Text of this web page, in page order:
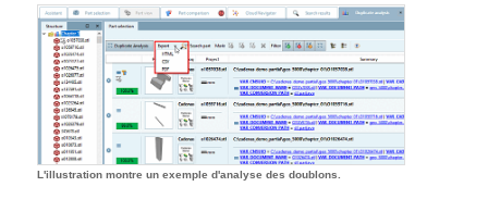
L'illustration montre un exemple d'analyse des doublons.